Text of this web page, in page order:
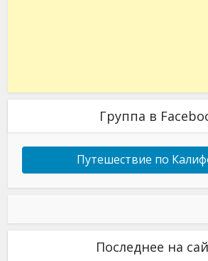
Группа в
Путешествие по
Последнее на